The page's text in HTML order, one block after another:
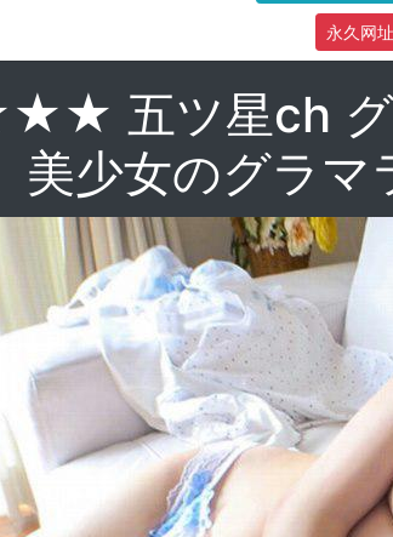
永久网
五ツ星ch グ
美少女のグラマ